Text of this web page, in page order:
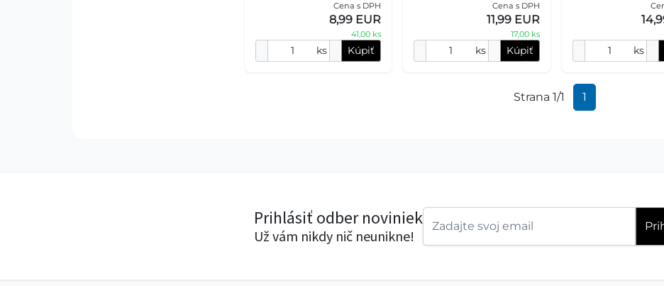
(zachytenie častíc nečistôt).
Cena s DPH
8,99 EUR
41,00 ks
ks Kúpiť
poriadne opláchnite pod
Cena s DPH
11,99 EUR
17,00 ks
ks Kúpiť ks
Strana 1/1 1
Prihlásiť odber noviniek
Už vám nikdy nič neunikne!